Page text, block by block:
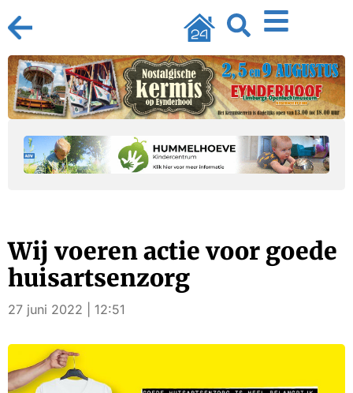
Wij voeren actie voor goede
huisartsenzorg
27 juni 2022 | 12:51